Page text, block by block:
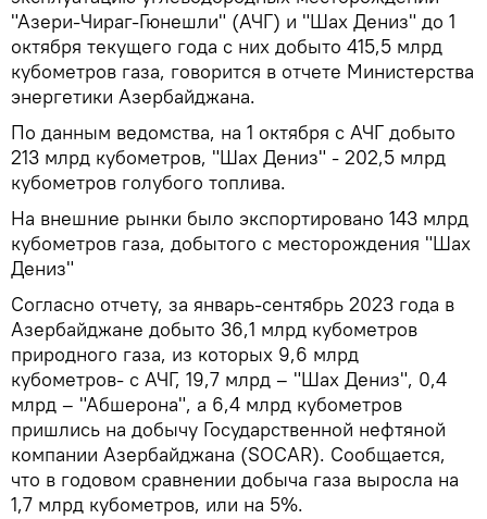
"Азери-Чираг-Гюнешли" (АЧГ) и "Шах Дениз" до 1
октября текущего года с них добыто 415,5 млрд
кубометров газа, говорится в отчете Министерства
энергетики Азербайджана.
По данным ведомства, на 1 октября с АЧГ добыто
213 млрд кубометров, "Шах Дениз" - 202,5 млрд
кубометров голубого топлива.
На внешние рынки было экспортировано 143 млрд
кубометров газа, добытого с месторождения "Шах
Дениз"
Согласно отчету, за январь-сентябрь 2023 года в
Азербайджане добыто 36,1 млрд кубометров
природного газа, из которых 9,6 млрд
кубометров- с АЧГ, 19,7 млрд – "Шах Дениз", 0,4
млрд – "Абшерона", а 6,4 млрд кубометров
пришлись на добычу Государственной нефтяной
компании Азербайджана (SOCAR). Сообщается,
что в годовом сравнении добыча газа выросла на
1,7 млрд кубометров, или на 5%.